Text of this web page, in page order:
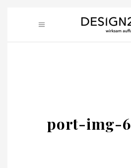
port-img-6